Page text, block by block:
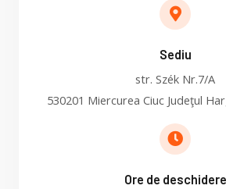
Sediu
str. Szék Nr.7/A
530201 Miercurea Ciuc Judeţul
Ore de deschidere